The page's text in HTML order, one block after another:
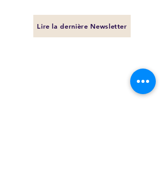
Lire la dernière Newsletter